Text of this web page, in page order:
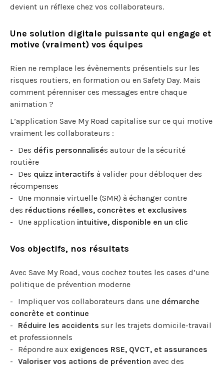
devient un réflexe chez vos collaborateurs.
Une solution digitale puissante qui engage et
motive (vraiment) vos équipes
Rien ne remplace les évènements présentiels sur les
risques routiers, en formation ou en Safety Day. Mais
comment pérenniser ces messages entre chaque
animation ?
L’application Save My Road capitalise sur ce qui motive
vraiment les collaborateurs :
Des défis personnalisés autour de la sécurité
routière
Des quizz interactifs à valider pour débloquer des
récompenses
Une monnaie virtuelle (SMR) à échanger contre
des réductions réelles, concrètes et exclusives
Une application intuitive, disponible en un clic
Vos objectifs, nos résultats
Avec Save My Road, vous cochez toutes les cases d’une
politique de prévention moderne
Impliquer vos collaborateurs dans une démarche
concrète et continue
Réduire les accidents sur les trajets domicile-travail
et professionnels
Répondre aux exigences RSE, QVCT, et assurances
Valoriser vos actions de prévention avec des